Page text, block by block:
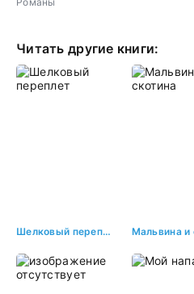
Читать другие книги:
Шелковый переплет